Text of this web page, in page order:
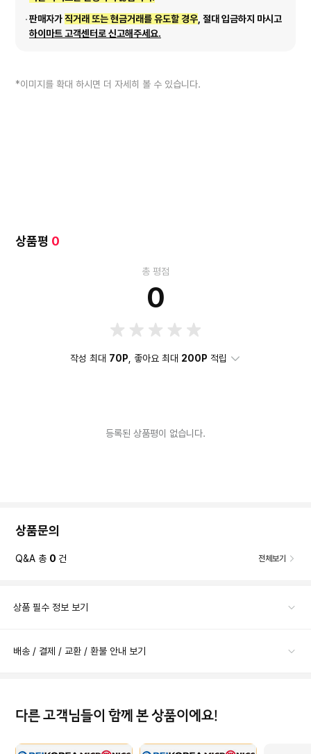
판매자가직거래 또는 현금거래를 유도할 경우 , 절대 입금하지 마시고
하이마트 고객센터로 신고해주세요.
*이미지를 확대 하시면 더 자세히 볼 수 있습니다.
상품평 0
총 평점
0
작성 최대 70P , 좋아요 최대 200P 적립
등록된 상품평이 없습니다.
상품문의
Q&A 총 0 건 전체보기
상품 필수 정보 보기
배송 / 결제 / 교환 / 환불 안내 보기
다른 고객님들이 함께 본 상품이에요!